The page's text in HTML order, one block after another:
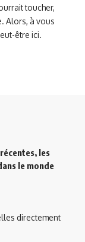
toucher,
Alors, à vous
être ici.
les
le monde
directement